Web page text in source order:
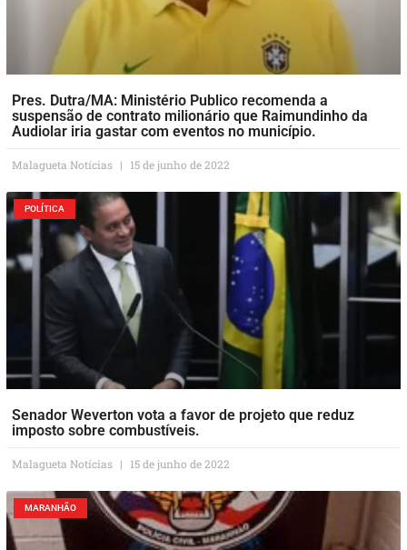
Pres. Dutra/MA: Ministério Publico recomenda a
suspensão de contrato milionário que Raimundinho da
Audiolar iria gastar com eventos no município.
Malagueta Notícias 15 de junho de 2022
POLÍTICA
Senador Weverton vota a favor de projeto que reduz
imposto sobre combustíveis.
Malagueta Notícias 15 de junho de 2022
MARANHÃO